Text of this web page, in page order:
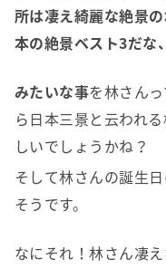
所は凄え綺麗な絶景
本の絶景ベスト3だな
みたいな事を林さん
ら日本三景と云われ
しいでしょうかね？
そして林さんの誕生
そうです。
なにそれ！林さん凄え